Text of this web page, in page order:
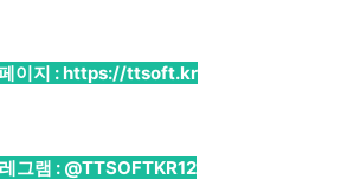
이지 :https://ttsoft.kr
그램 : @TTSOFTKR12